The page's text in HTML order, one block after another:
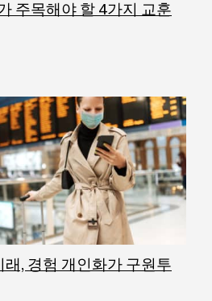
주목해야 할 4가지 교훈
, 경험 개인화가 구원투